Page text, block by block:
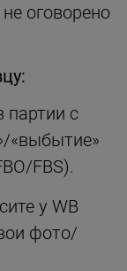
оговорено
партии с
«выбытие»
FBS).
у WB
фото/